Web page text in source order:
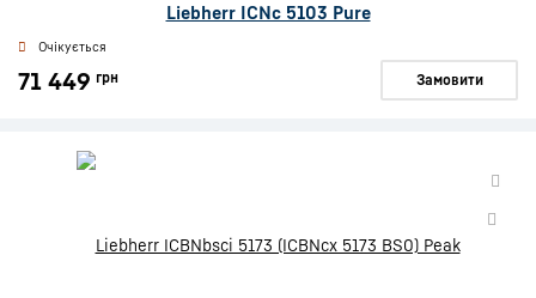
Liebherr ICNc 5103 Pure
Очікується
71 449 грн Замовити